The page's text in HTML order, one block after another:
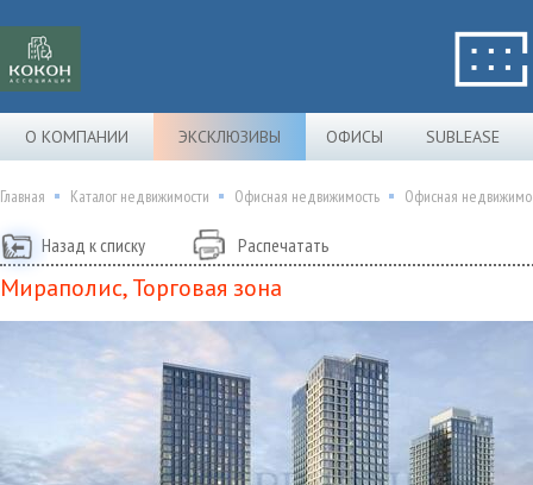
О КОМПАНИИ ЭКСКЛЮЗИВЫ ОФИСЫ SUBLEASE
Главная Каталог недвижимости Офисная недвижимость Офисная
Назад к списку Распечатать
Мираполис, Торговая зона